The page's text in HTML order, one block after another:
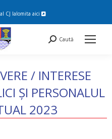
CJ Ialomita aici
Search:
Caută
/ INTERESE
ȘI PERSONALUL
2023